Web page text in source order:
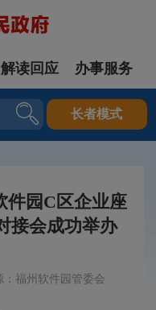
解读回应 办事服务
长者模式
件园C区企业座
接会成功举办
：福州软件园管委会